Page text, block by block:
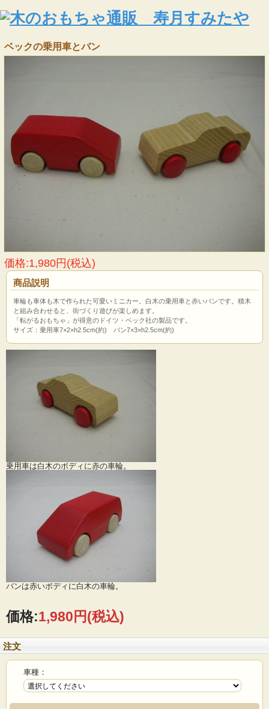
ベックの乗用車とバン
価格:1,980円(税込)
商品説明
車輪も車体も木で作られた可愛いミニカー。白木の乗用車と赤いバンです。積木
と組み合わせると、街づくり遊びが楽しめます。
「転がるおもちゃ」が得意のドイツ・ベック社の製品です。
サイズ：乗用車7×2×h2.5cm(約) バン7×3×h2.5cm(約)
乗用車は白木のボディに赤の車輪。
バンは赤いボディに白木の車輪。
価格:1,980円(税込)
注文
車種：